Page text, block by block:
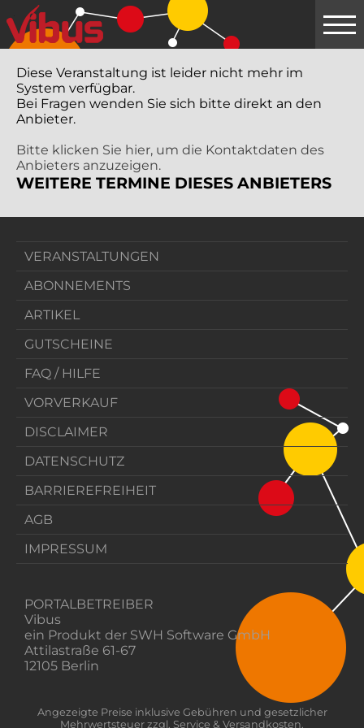
Springe
zum
Hauptinhalt
Diese Veranstaltung ist leider nicht mehr im
System verfügbar.
Bei Fragen wenden Sie sich bitte direkt an den
Anbieter.
Bitte klicken Sie hier, um die Kontaktdaten des
Anbieters anzuzeigen.
WEITERE TERMINE DIESES ANBIETERS
VERANSTALTUNGEN
ABONNEMENTS
ARTIKEL
GUTSCHEINE
FAQ / HILFE
VORVERKAUF
DISCLAIMER
DATENSCHUTZ
BARRIEREFREIHEIT
AGB
IMPRESSUM
PORTALBETREIBER
Vibus
ein Produkt der SWH Software GmbH
Attilastraße 61-67
12105 Berlin
Angezeigte Preise inklusive Gebühren und gesetzlicher
Mehrwertsteuer zzgl. Service & Versandkosten.